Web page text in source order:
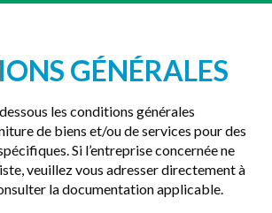
GÉNÉRALES
les conditions générales
de biens et/ou de services pour des
Si l’entreprise concernée ne
veuillez vous adresser directement à
la documentation applicable.